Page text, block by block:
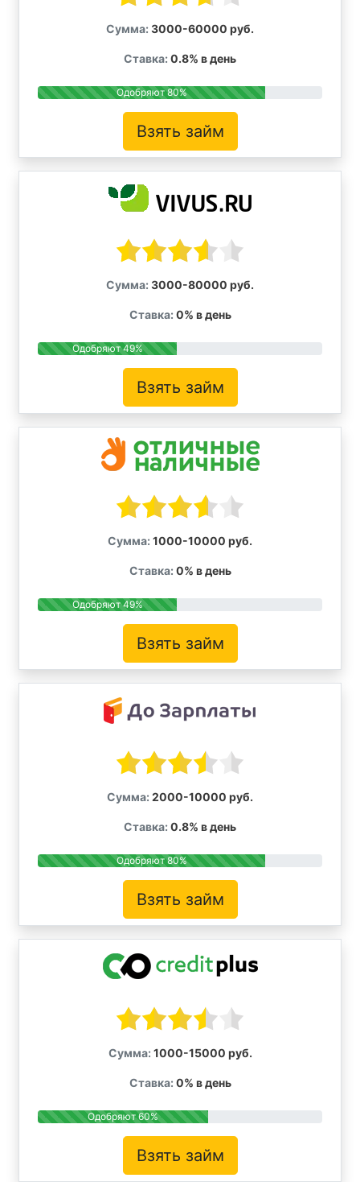
Сумма: 3000-60000 руб.
Ставка: 0.8% в день
Одобряют 80%
Взять займ
Сумма: 3000-80000 руб.
Ставка: 0% в день
Одобряют 49%
Взять займ
Сумма: 1000-10000 руб.
Ставка: 0% в день
Одобряют 49%
Взять займ
Сумма: 2000-10000 руб.
Ставка: 0.8% в день
Одобряют 80%
Взять займ
Сумма: 1000-15000 руб.
Ставка: 0% в день
Одобряют 60%
Взять займ